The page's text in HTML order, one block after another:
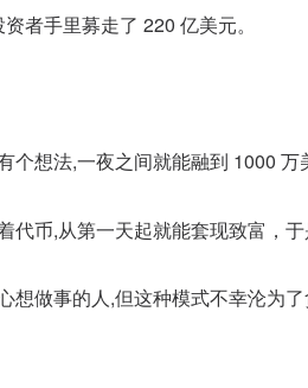
者手里募走了 220 亿美元。
想法,一夜之间就能融到 1000 万
币,从第一天起就能套现致富，于
做事的人,但这种模式不幸沦为了